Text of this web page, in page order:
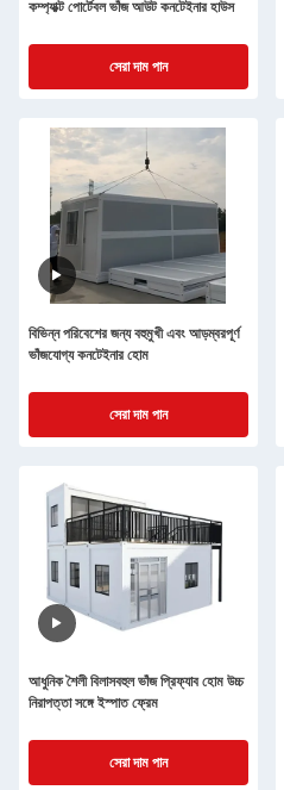
কম্প্যাক্ট পোর্টেবল ভাঁজ আউট কনটেইনার হাউস
সেরা দাম পান
বিভিন্ন পরিবেশের জন্য বহুমুখী এবং আড়ম্বরপূর্ণ
ভাঁজযোগ্য কনটেইনার হোম
সেরা দাম পান
আধুনিক শৈলী বিলাসবহুল ভাঁজ প্রিফ্যাব হোম উচ্চ
নিরাপত্তা সঙ্গে ইস্পাত ফ্রেম
সেরা দাম পান